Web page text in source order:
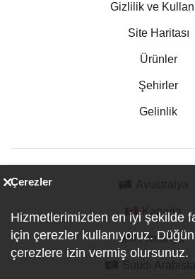
Gizlilik ve
Site Haritası
Ürünler
Şehirler
Gelinlik
Kanada
Almanya
Çerezler
Hizmetlerimizden en iyi şekilde
için çerezler kullanıyoruz.
çerezlere izin vermiş olursunuz.